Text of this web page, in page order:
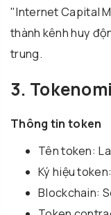
"Internet Capital
thành kênh huy
trung.
3.
Thông tin token
Tên token:
Ký hiệu
Blockchain: